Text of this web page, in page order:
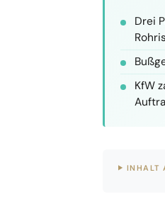
Drei
KfW
INHALT